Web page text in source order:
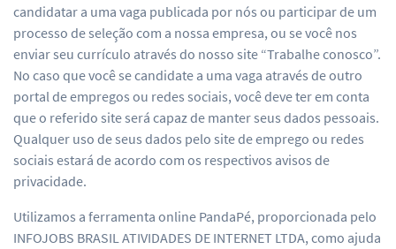
candidatar a uma vaga publicada por nós ou participar de um
processo de seleção com a nossa empresa, ou se você nos
enviar seu currículo através do nosso site “Trabalhe conosco”.
No caso que você se candidate a uma vaga através de outro
portal de empregos ou redes sociais, você deve ter em conta
que o referido site será capaz de manter seus dados pessoais.
Qualquer uso de seus dados pelo site de emprego ou redes
sociais estará de acordo com os respectivos avisos de
privacidade.
Utilizamos a ferramenta online PandaPé, proporcionada pelo
INFOJOBS BRASIL ATIVIDADES DE INTERNET LTDA, como ajuda